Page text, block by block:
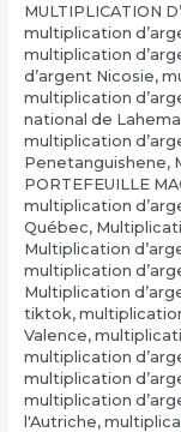
MULTIPLICATION
multiplication
multiplication
d’argent Nicosie,
multiplication
national de
multiplication
Penetanguishene,
PORTEFEUILLE
multiplication
Québec,
Multiplication
multiplication
Multiplication
tiktok,
Valence,
multiplication
multiplication
multiplication
l'Autriche,